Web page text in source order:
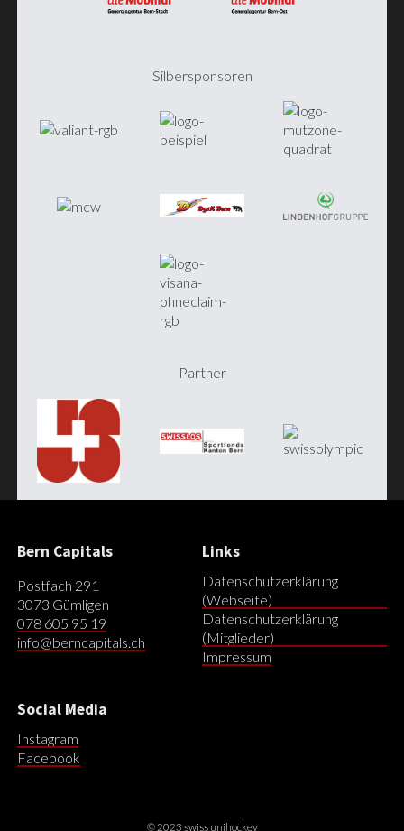
Silbersponsoren
Partner
Bern Capitals
Postfach 291
3073 Gümligen
078 605 95 19
info@berncapitals.ch
Links
Datenschutzerklärung
(Webseite)
Datenschutzerklärung
(Mitglieder)
Impressum
Social Media
Instagram
Facebook
© 2023 swiss unihockey